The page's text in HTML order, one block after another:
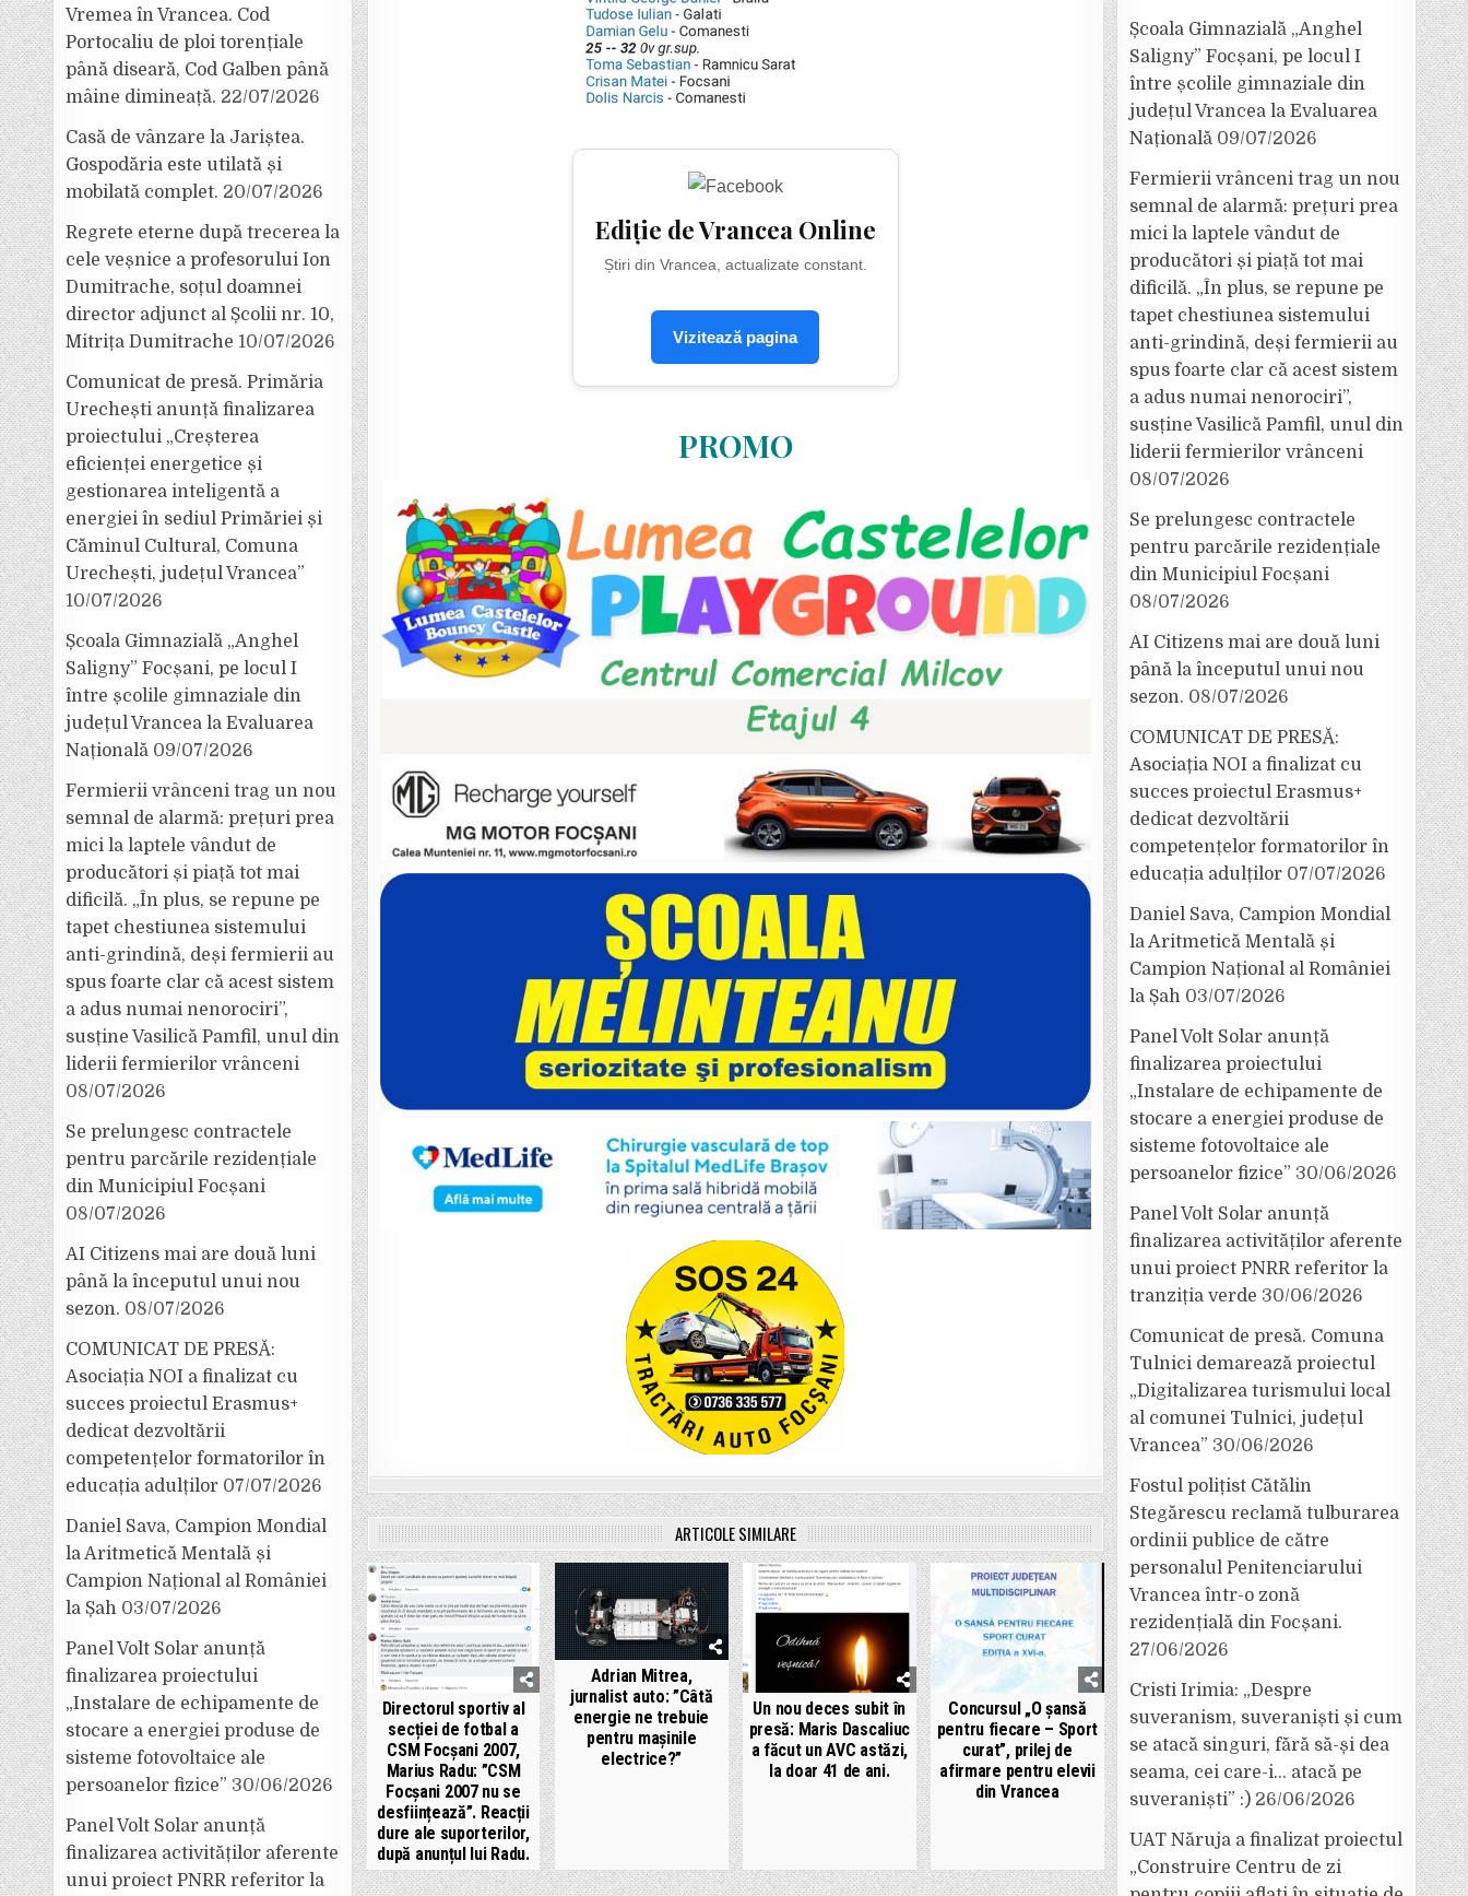
Ediție de Vrancea Online
Știri din Vrancea, actualizate constant.
Vizitează pagina
PROMO
ARTICOLE SIMILARE
Directorul sportiv al
secției de fotbal a
CSM Focșani 2007,
Marius Radu: ”CSM
Focșani 2007 nu se
desființează”. Reacții
dure ale suporterilor,
după anunțul lui Radu.
Adrian Mitrea,
jurnalist auto: ”Câtă
energie ne trebuie
pentru mașinile
electrice?”
Un nou deces subit în
presă: Maris Dascaliuc
a făcut un AVC astăzi,
la doar 41 de ani.
Concursul „O șansă
pentru fiecare – Sport
curat”, prilej de
afirmare pentru elevii
din Vrancea
Vremea în Vrancea. Cod
Portocaliu de ploi torențiale
până diseară, Cod Galben până
mâine dimineață. 22/07/2026
Casă de vânzare la Jariștea.
Gospodăria este utilată și
mobilată complet. 20/07/2026
Regrete eterne după trecerea la
cele veșnice a profesorului Ion
Dumitrache, soțul doamnei
director adjunct al Școlii nr. 10,
Mitrița Dumitrache 10/07/2026
Comunicat de presă. Primăria
Urechești anunță finalizarea
proiectului „Creșterea
eficienței energetice și
gestionarea inteligentă a
energiei în sediul Primăriei și
Căminul Cultural, Comuna
Urechești, județul Vrancea”
10/07/2026
Școala Gimnazială „Anghel
Saligny” Focșani, pe locul I
între școlile gimnaziale din
județul Vrancea la Evaluarea
Națională 09/07/2026
Fermierii vrânceni trag un nou
semnal de alarmă: prețuri prea
mici la laptele vândut de
producători și piață tot mai
dificilă. „În plus, se repune pe
tapet chestiunea sistemului
anti-grindină, deși fermierii au
spus foarte clar că acest sistem
a adus numai nenorociri”,
susține Vasilică Pamfil, unul din
liderii fermierilor vrânceni
08/07/2026
Se prelungesc contractele
pentru parcările rezidențiale
din Municipiul Focșani
08/07/2026
AI Citizens mai are două luni
până la începutul unui nou
sezon. 08/07/2026
COMUNICAT DE PRESĂ:
Asociația NOI a finalizat cu
succes proiectul Erasmus+
dedicat dezvoltării
competențelor formatorilor în
educația adulților 07/07/2026
Daniel Sava, Campion Mondial
la Aritmetică Mentală și
Campion Național al României
la Șah 03/07/2026
Panel Volt Solar anunță
finalizarea proiectului
„Instalare de echipamente de
stocare a energiei produse de
sisteme fotovoltaice ale
persoanelor fizice” 30/06/2026
Panel Volt Solar anunță
finalizarea activităților aferente
unui proiect PNRR referitor la
Școala Gimnazială „Anghel
Saligny” Focșani, pe locul I
între școlile gimnaziale din
județul Vrancea la Evaluarea
Națională 09/07/2026
Fermierii vrânceni trag un nou
semnal de alarmă: prețuri prea
mici la laptele vândut de
producători și piață tot mai
dificilă. „În plus, se repune pe
tapet chestiunea sistemului
anti-grindină, deși fermierii au
spus foarte clar că acest sistem
a adus numai nenorociri”,
susține Vasilică Pamfil, unul din
liderii fermierilor vrânceni
08/07/2026
Se prelungesc contractele
pentru parcările rezidențiale
din Municipiul Focșani
08/07/2026
AI Citizens mai are două luni
până la începutul unui nou
sezon. 08/07/2026
COMUNICAT DE PRESĂ:
Asociația NOI a finalizat cu
succes proiectul Erasmus+
dedicat dezvoltării
competențelor formatorilor în
educația adulților 07/07/2026
Daniel Sava, Campion Mondial
la Aritmetică Mentală și
Campion Național al României
la Șah 03/07/2026
Panel Volt Solar anunță
finalizarea proiectului
„Instalare de echipamente de
stocare a energiei produse de
sisteme fotovoltaice ale
persoanelor fizice” 30/06/2026
Panel Volt Solar anunță
finalizarea activităților aferente
unui proiect PNRR referitor la
tranziția verde 30/06/2026
Comunicat de presă. Comuna
Tulnici demarează proiectul
„Digitalizarea turismului local
al comunei Tulnici, județul
Vrancea” 30/06/2026
Fostul polițist Cătălin
Stegărescu reclamă tulburarea
ordinii publice de către
personalul Penitenciarului
Vrancea într-o zonă
rezidențială din Focșani.
27/06/2026
Cristi Irimia: „Despre
suveranism, suveraniști și cum
se atacă singuri, fără să-și dea
seama, cei care-i… atacă pe
suveraniști” :) 26/06/2026
UAT Năruja a finalizat proiectul
„Construire Centru de zi